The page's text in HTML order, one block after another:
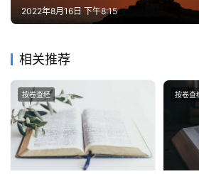
卷
经
热
点
2022年8月16日 下午8:15
相关推荐
按卷查经 按卷查